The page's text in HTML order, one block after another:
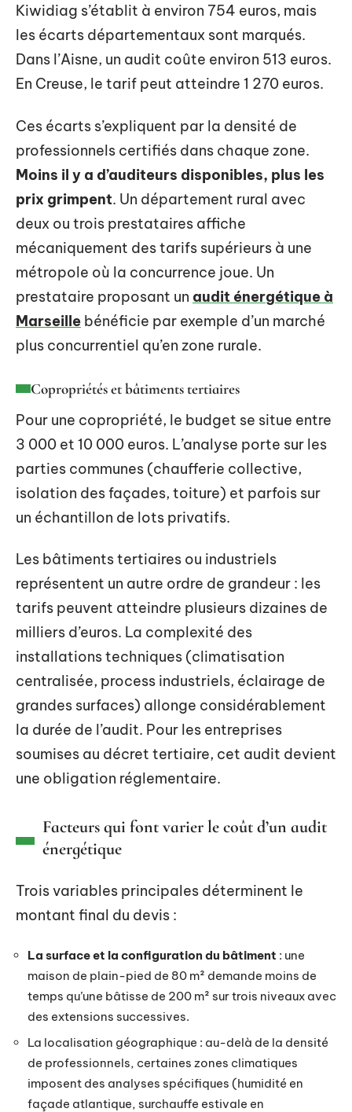
Kiwidiag s’établit à environ 754 euros, mais
les écarts départementaux sont marqués.
Dans l’Aisne, un audit coûte environ 513 euros.
En Creuse, le tarif peut atteindre 1 270 euros.
Ces écarts s’expliquent par la densité de
professionnels certifiés dans chaque zone.
Moins il y a d’auditeurs disponibles, plus les
prix grimpent. Un département rural avec
deux ou trois prestataires affiche
mécaniquement des tarifs supérieurs à une
métropole où la concurrence joue. Un
prestataire proposant un audit énergétique à
Marseille bénéficie par exemple d’un marché
plus concurrentiel qu’en zone rurale.
Copropriétés et bâtiments tertiaires
Pour une copropriété, le budget se situe entre
3 000 et 10 000 euros. L’analyse porte sur les
parties communes (chaufferie collective,
isolation des façades, toiture) et parfois sur
un échantillon de lots privatifs.
Les bâtiments tertiaires ou industriels
représentent un autre ordre de grandeur : les
tarifs peuvent atteindre plusieurs dizaines de
milliers d’euros. La complexité des
installations techniques (climatisation
centralisée, process industriels, éclairage de
grandes surfaces) allonge considérablement
la durée de l’audit. Pour les entreprises
soumises au décret tertiaire, cet audit devient
une obligation réglementaire.
Facteurs qui font varier le coût d’un audit
énergétique
Trois variables principales déterminent le
montant final du devis :
La surface et la configuration du bâtiment : une
maison de plain-pied de 80 m² demande moins de
temps qu’une bâtisse de 200 m² sur trois niveaux avec
des extensions successives.
La localisation géographique : au-delà de la densité
de professionnels, certaines zones climatiques
imposent des analyses spécifiques (humidité en
façade atlantique, surchauffe estivale en